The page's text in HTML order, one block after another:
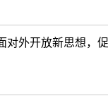
对外开放新思想，